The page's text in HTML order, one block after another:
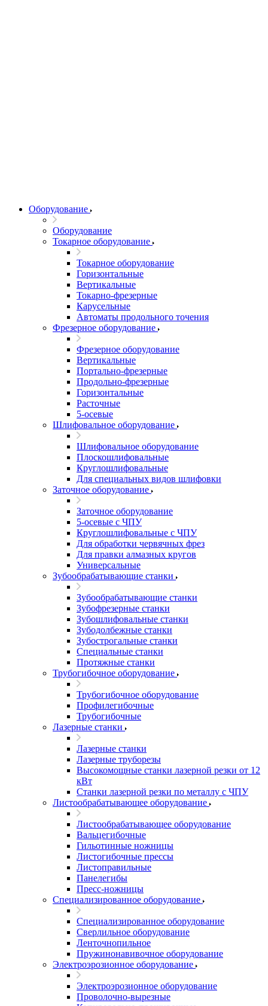
Оборудование
Оборудование
Токарное оборудование
Токарное оборудование
Горизонтальные
Вертикальные
Токарно-фрезерные
Карусельные
Автоматы продольного точения
Фрезерное оборудование
Фрезерное оборудование
Вертикальные
Портально-фрезерные
Продольно-фрезерные
Горизонтальные
Расточные
5-осевые
Шлифовальное оборудование
Шлифовальное оборудование
Плоскошлифовальные
Круглошлифовальные
Для специальных видов шлифовки
Заточное оборудование
Заточное оборудование
5-осевые с ЧПУ
Круглошлифовальные с ЧПУ
Для обработки червячных фрез
Для правки алмазных кругов
Универсальные
Зубообрабатывающие станки
Зубообрабатывающие станки
Зубофрезерные станки
Зубошлифовальные станки
Зубодолбежные станки
Зубострогальные станки
Специальные станки
Протяжные станки
Трубогибочное оборудование
Трубогибочное оборудование
Профилегибочные
Трубогибочные
Лазерные станки
Лазерные станки
Лазерные труборезы
Высокомощные станки лазерной резки от 12
кВт
Станки лазерной резки по металлу с ЧПУ
Листообрабатывающее оборудование
Листообрабатывающее оборудование
Вальцегибочные
Гильотинные ножницы
Листогибочные прессы
Листоправильные
Панелегибы
Пресс-ножницы
Специализированное оборудование
Специализированное оборудование
Сверлильное оборудование
Ленточнопильное
Пружинонавивочное оборудование
Электроэрозионное оборудование
Электроэрозионное оборудование
Проволочно-вырезные